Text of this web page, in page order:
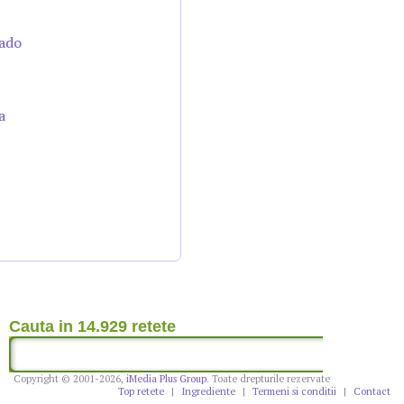
Cauta in 14.929 retete
Copyright © 2001-2026, iMedia Plus Group. Toate drepturile rezervate
Top retete
| Ingrediente | Termeni si conditii | Contact